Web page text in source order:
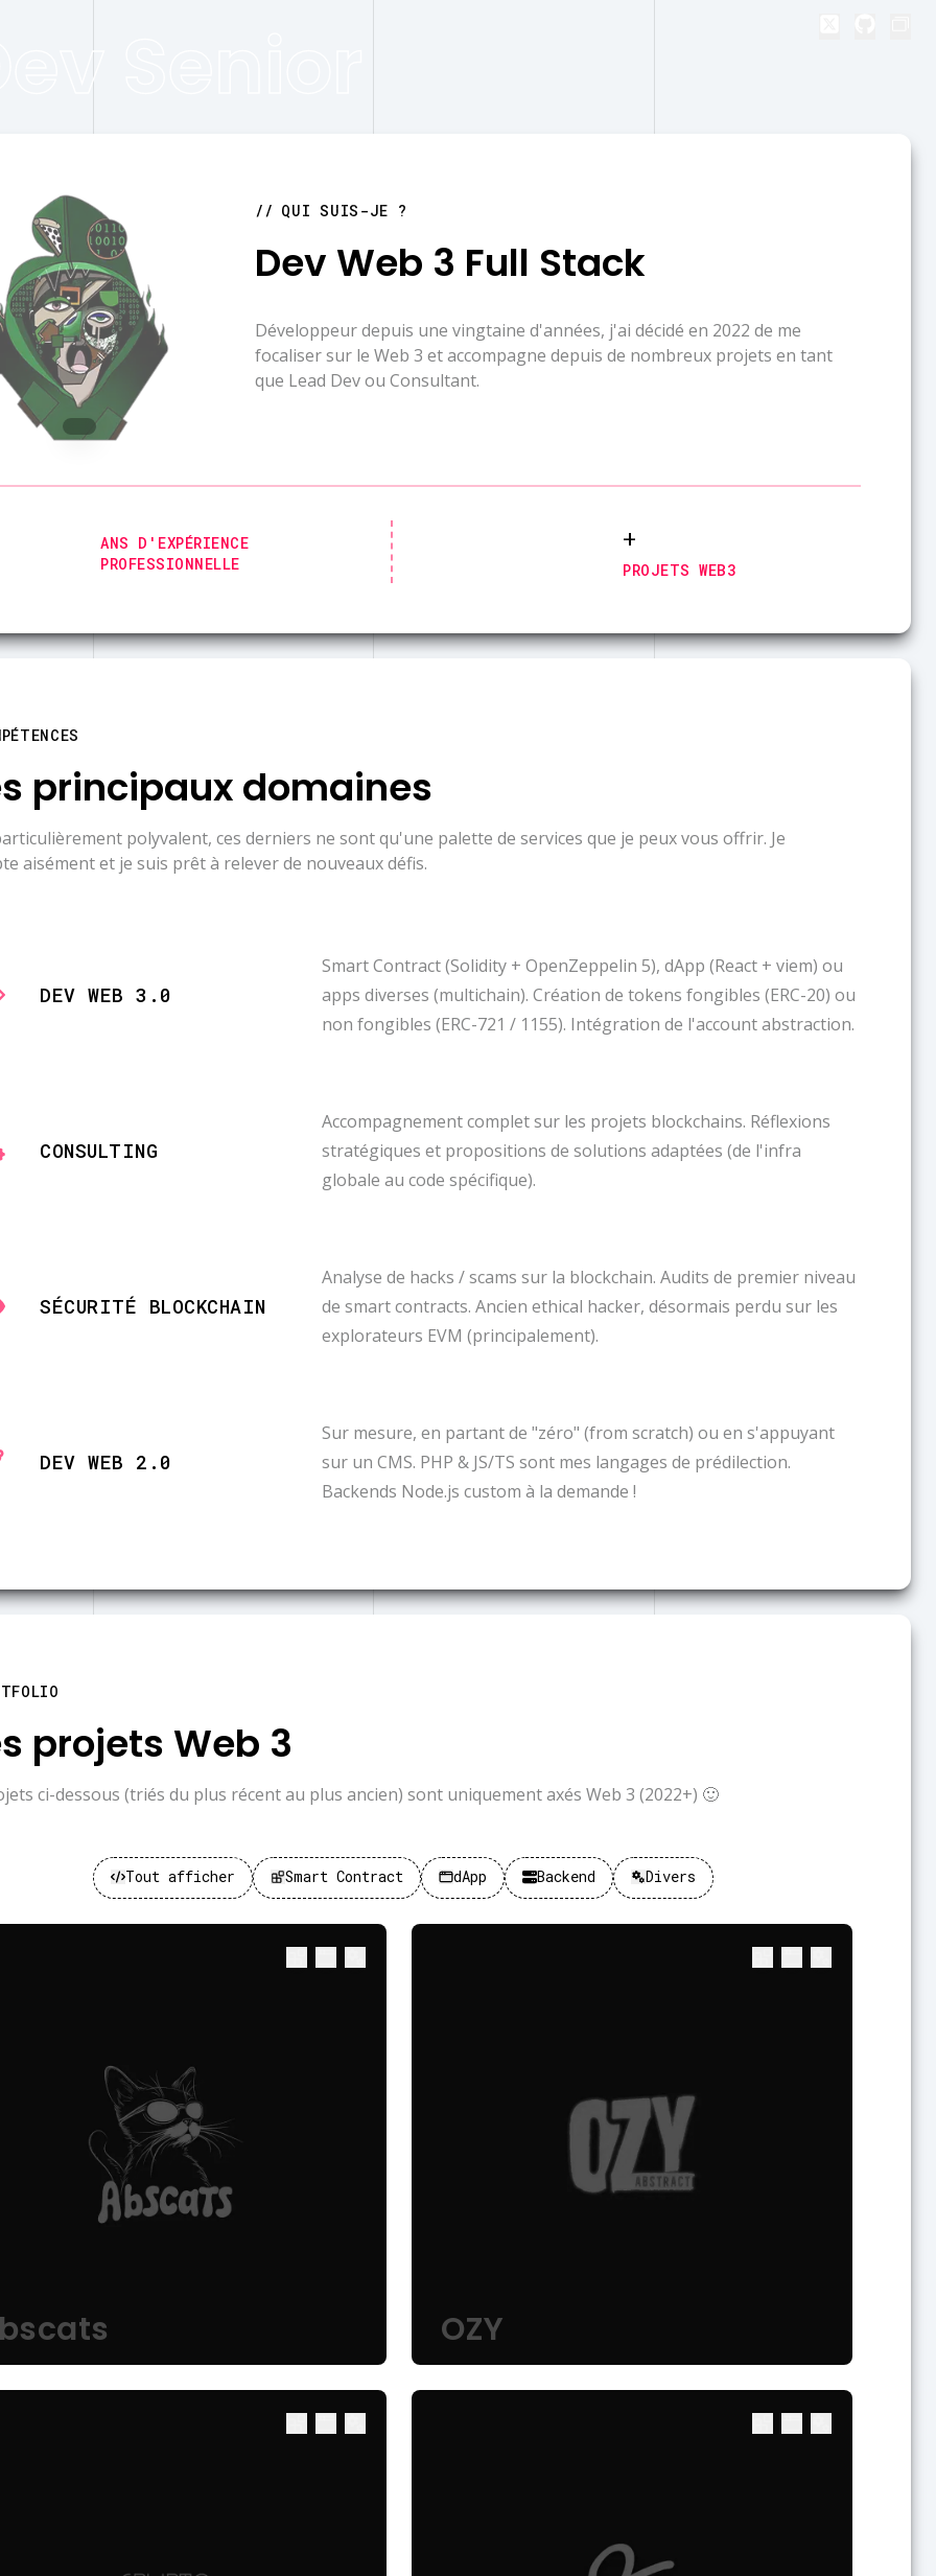
Senior
QUI SUIS-JE ?
Dev Web 3 Full Stack
Développeur depuis une vingtaine d'années, j'ai décidé en 2022 de me
focaliser sur le Web 3 et accompagne depuis de nombreux projets en tant
que Lead Dev ou Consultant.
ANS D'EXPÉRIENCE
PROFESSIONNELLE
+
PROJETS WEB3
principaux domaines
polyvalent, ces derniers ne sont qu'une palette de services que je peux vous offrir. Je
aisément et je suis prêt à relever de nouveaux défis.
DEV WEB 3.0
Smart Contract (Solidity + OpenZeppelin 5), dApp (React + viem) ou
apps diverses (multichain). Création de tokens fongibles (ERC-20) ou
non fongibles (ERC-721 / 1155). Intégration de l'account abstraction.
CONSULTING
Accompagnement complet sur les projets blockchains. Réflexions
stratégiques et propositions de solutions adaptées (de l'infra
globale au code spécifique).
SÉCURITÉ BLOCKCHAIN
Analyse de hacks / scams sur la blockchain. Audits de premier niveau
de smart contracts. Ancien ethical hacker, désormais perdu sur les
explorateurs EVM (principalement).
DEV WEB 2.0
Sur mesure, en partant de "zéro" (from scratch) ou en s'appuyant
sur un CMS. PHP & JS/TS sont mes langages de prédilection.
Backends Node.js custom à la demande !
projets Web 3
ci-dessous (triés du plus récent au plus ancien) sont uniquement axés Web 3 (2022+) 🙂
Tout afficher Smart Contract dApp Backend Divers
OZY